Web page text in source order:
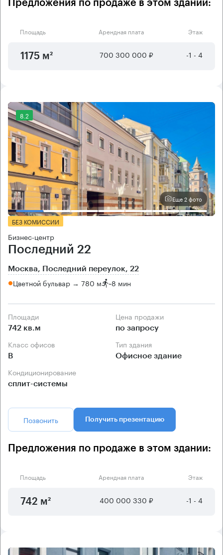
Предложения по продаже в этом здании:
Площадь Арендная плата Этаж
1175 м² 700 300 000 ₽ -1 - 4
8.2
Еще 2 фото
БЕЗ КОМИССИИ
Бизнес-центр
Последний 22
Москва, Последний переулок, 22
Цветной бульвар → 780 м ~8 мин
Площади
742 кв.м
Цена продажи
по запросу
Класс офисов
B
Тип здания
Офисное здание
Кондиционирование
сплит-системы
Позвонить Получить презентацию
Предложения по продаже в этом здании:
Площадь Арендная плата Этаж
742 м² 400 000 330 ₽ -1 - 4